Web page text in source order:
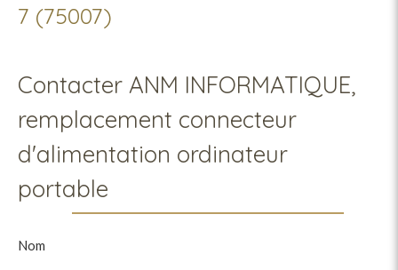
7 (75007)
Contacter ANM INFORMATIQUE,
remplacement connecteur
d'alimentation ordinateur
portable
Nom